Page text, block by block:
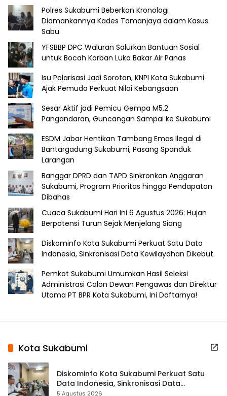
Polres Sukabumi Beberkan Kronologi
Diamankannya Kades Tamanjaya dalam Kasus
Sabu
YFSBBP DPC Waluran Salurkan Bantuan Sosial
untuk Bocah Korban Luka Bakar Air Panas
Isu Polarisasi Jadi Sorotan, KNPI Kota Sukabumi
Ajak Pemuda Perkuat Nilai Kebangsaan
Sesar Aktif jadi Pemicu Gempa M5,2
Pangandaran, Guncangan Sampai ke Sukabumi
ESDM Jabar Hentikan Tambang Emas Ilegal di
Bantargadung Sukabumi, Pasang Spanduk
Larangan
Banggar DPRD dan TAPD Sinkronkan Anggaran
Sukabumi, Program Prioritas hingga Pendapatan
Dibahas
Cuaca Sukabumi Hari Ini 6 Agustus 2026: Hujan
Berpotensi Turun Sejak Menjelang Siang
Diskominfo Kota Sukabumi Perkuat Satu Data
Indonesia, Sinkronisasi Data Kewilayahan Dikebut
Pemkot Sukabumi Umumkan Hasil Seleksi
Administrasi Calon Dewan Pengawas dan Direktur
Utama PT BPR Kota Sukabumi, Ini Daftarnya!
Kota Sukabumi
Diskominfo Kota Sukabumi Perkuat Satu
Data Indonesia, Sinkronisasi Data
Kewilayahan Dikebut
5 Agustus 2026